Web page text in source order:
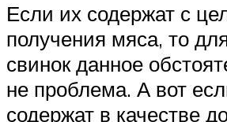
Если их содержат с
получения мяса, то
свинок данное
не проблема. А вот
содержат в качестве